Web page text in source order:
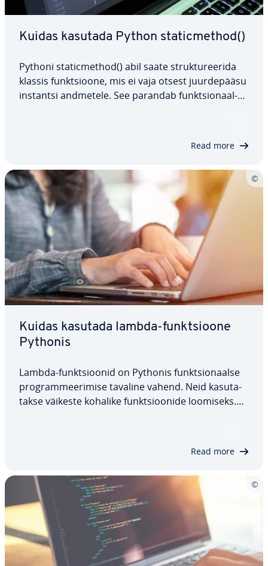
Kuidas kasutada Python sta­tic­met­hod()
Pythoni sta­tic­met­hod() abil saate struk­tu­ree­rida
klassis funkt­sioone, mis ei vaja otsest juur­de­pääsu
instantsi andmetele. See parandab funkt­sio­naal­
Read more
Kuidas kasutada lambda-funkt­sioone
Pythonis
Lambda-funkt­sioo­nid on Pythonis funkt­sio­naalse
prog­ram­mee­ri­mise tavaline vahend. Neid ka­su­ta­
takse väikeste kohalike funkt­sioo­nide loomiseks.
Read more